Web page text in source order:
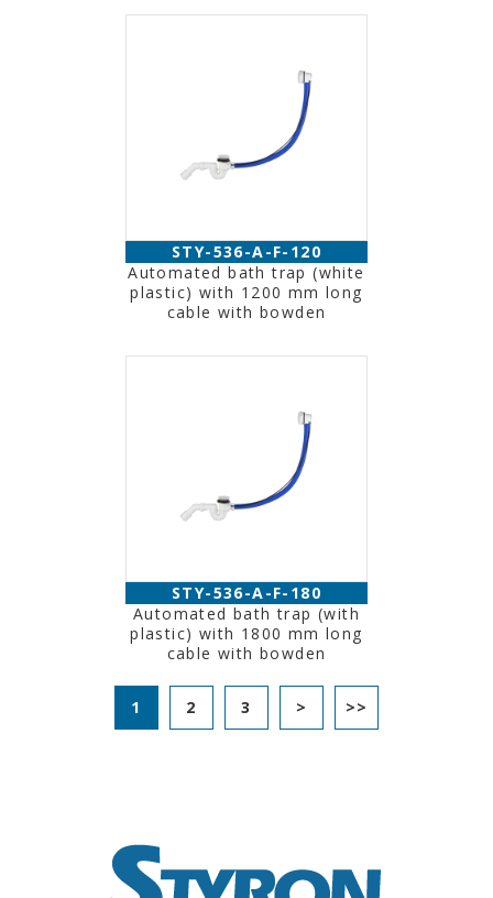
STY-536-A-F-120
Automated bath trap (white
plastic) with 1200 mm long
cable with bowden
STY-536-A-F-180
Automated bath trap (with
plastic) with 1800 mm long
cable with bowden
1 2 3 > >>